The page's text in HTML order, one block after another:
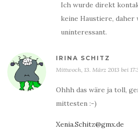
Ich wurde direkt
keine Haustiere,
uninteressant.
IRINA SCHITZ
Mittwoch, 13. März 2013 bei
Ohhh das wäre ja toll,
mittesten :-)
Xenia.Schitz@gmx.de